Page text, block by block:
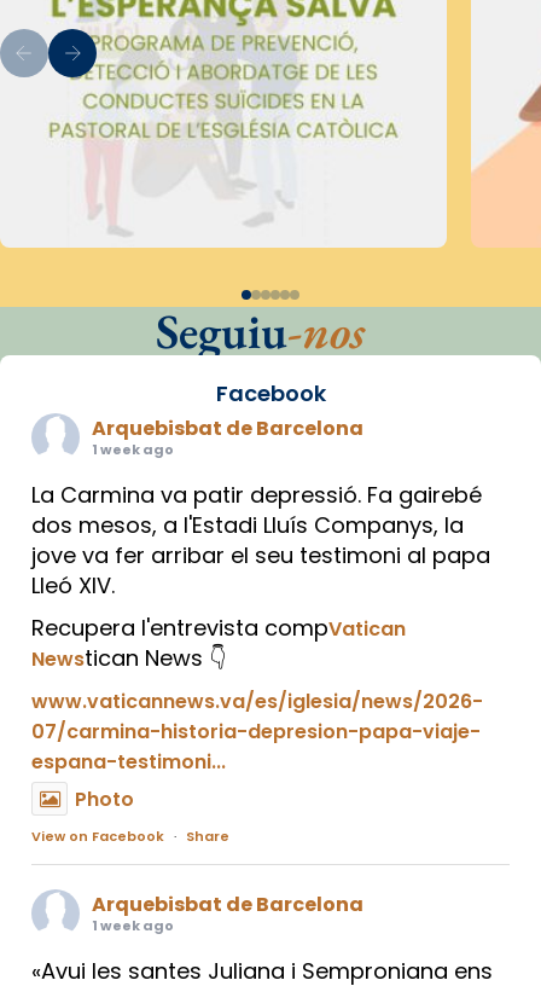
Seguiu-nos
Facebook
Arquebisbat de Barcelona
1 week ago
La Carmina va patir depressió. Fa gairebé
dos mesos, a l'Estadi Lluís Companys, la
jove va fer arribar el seu testimoni al papa
Lleó XIV.
Recupera l'entrevista compVatican
Newstican News 👇
www.vaticannews.va/es/iglesia/news/2026-
07/carmina-historia-depresion-papa-viaje-
espana-testimoni...
Photo
View on Facebook · Share
Arquebisbat de Barcelona
1 week ago
«Avui les santes Juliana i Semproniana ens